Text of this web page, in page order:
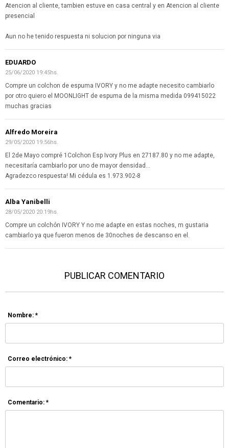
Atencion al cliente, tambien estuve en casa central y en Atencion al cliente
presencial
Aun no he tenido respuesta ni solucion por ninguna via
EDUARDO
25/06/2020 19:45hs.
Compre un colchon de espuma IVORY y no me adapte necesito cambiarlo
por otro quiero el MOONLIGHT de espuma de la misma medida 099415022
muchas gracias
Alfredo Moreira
29/05/2020 19:56hs.
El 2de Mayo compré 1Colchon Esp Ivory Plus en 27187.80 y no me adapte,
necesitaría cambiarlo por uno de mayor densidad...
Agradezco respuesta! Mi cédula es 1.973.902-8
Alba Yanibelli
28/05/2020 20:19hs.
Compre un colchón IVORY Y no me adapte en estas noches, m gustaria
cambiarlo ya que fueron menos de 30noches de descanso en el.
PUBLICAR COMENTARIO
Nombre: *
Correo electrónico: *
Comentario: *